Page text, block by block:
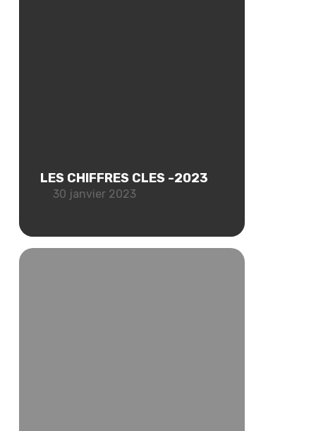
LES CHIFFRES CLES -2023
30 janvier 2023